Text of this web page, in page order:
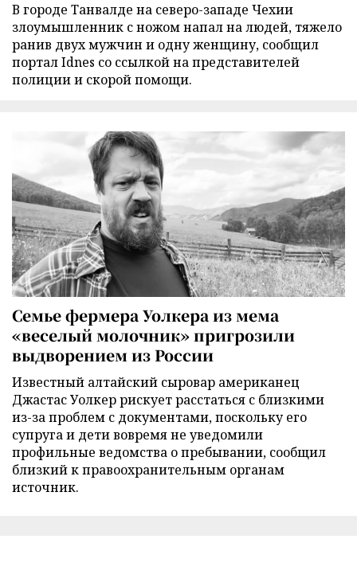
В городе Танвалде на северо-западе Чехии
злоумышленник с ножом напал на людей, тяжело
ранив двух мужчин и одну женщину, сообщил
портал Idnes со ссылкой на представителей
полиции и скорой помощи.
Семье фермера Уолкера из мема
«веселый молочник» пригрозили
выдворением из России
Известный алтайский сыровар американец
Джастас Уолкер рискует расстаться с близкими
из-за проблем с документами, поскольку его
супруга и дети вовремя не уведомили
профильные ведомства о пребывании, сообщил
близкий к правоохранительным органам
источник.